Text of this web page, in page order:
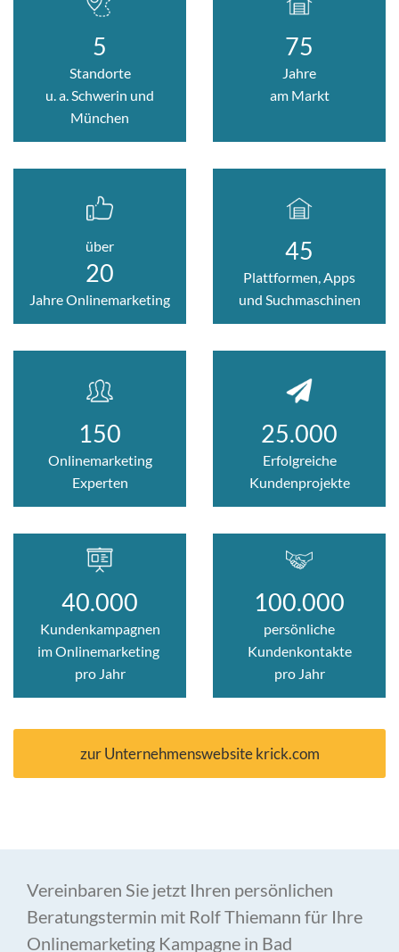
5
Standorte
u. a. Schwerin und
München
75
Jahre
am Markt
über
20
Jahre Onlinemarketing
45
Plattformen,Apps
und Suchmaschinen
150
Onlinemarketing
Experten
25.000
Erfolgreiche
Kundenprojekte
40.000
Kundenkampagnen
im Onlinemarketing
pro Jahr
100.000
persönliche
Kundenkontakte
pro Jahr
zur Unternehmenswebsite krick.com
Vereinbaren Sie jetzt Ihren persönlichen
Beratungstermin mit Rolf Thiemann für Ihre
Onlinemarketing Kampagne in Bad